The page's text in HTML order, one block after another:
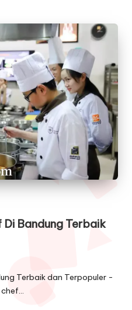
Bandung Terbaik
Terbaik dan Terpopuler -
chef…